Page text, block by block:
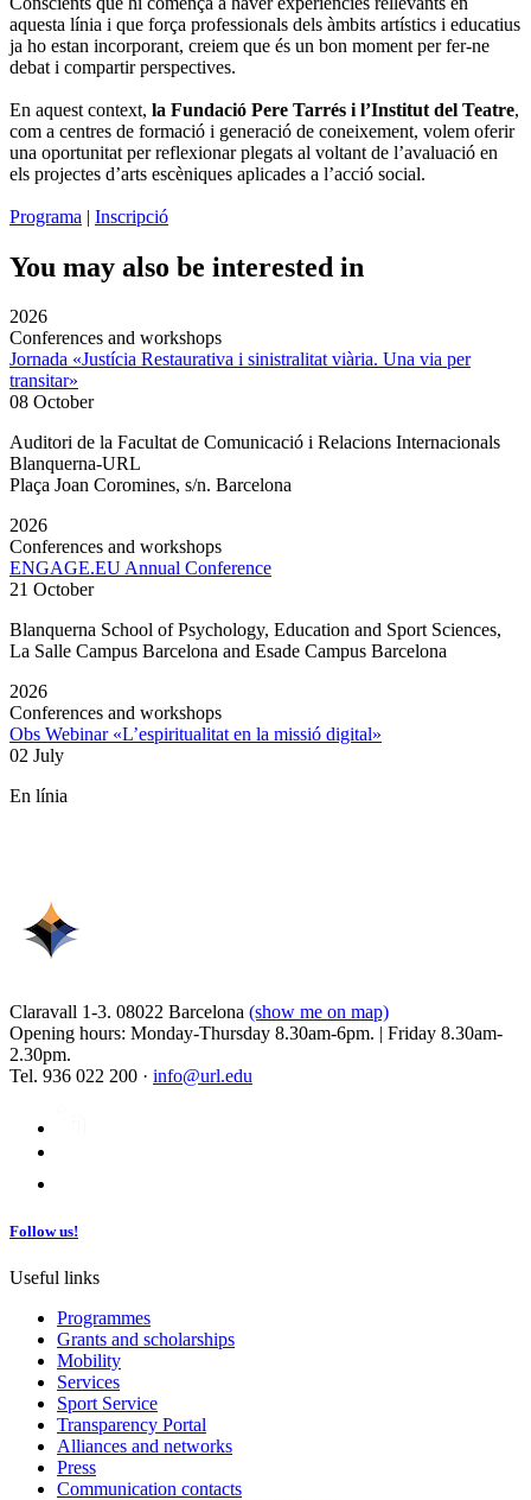
aquesta línia i que força professionals dels àmbits artístics i educatius
ja ho estan incorporant, creiem que és un bon moment per fer-ne
debat i compartir perspectives.
En aquest context, la Fundació Pere Tarrés i l’Institut del Teatre,
com a centres de formació i generació de coneixement, volem oferir
una oportunitat per reflexionar plegats al voltant de l’avaluació en
els projectes d’arts escèniques aplicades a l’acció social.
Programa | Inscripció
You may also be interested in
2026
Conferences and workshops
Jornada «Justícia Restaurativa i sinistralitat viària. Una via per
transitar»
08 October
Auditori de la Facultat de Comunicació i Relacions Internacionals
Blanquerna-URL
Plaça Joan Coromines, s/n. Barcelona
2026
Conferences and workshops
ENGAGE.EU Annual Conference
21 October
Blanquerna School of Psychology, Education and Sport Sciences,
La Salle Campus Barcelona and Esade Campus Barcelona
2026
Conferences and workshops
Obs Webinar «L’espiritualitat en la missió digital»
02 July
En línia
Claravall 1-3. 08022 Barcelona (show me on map)
Opening hours: Monday-Thursday 8.30am-6pm. | Friday 8.30am-
2.30pm.
Tel. 936 022 200 · info@url.edu
Follow us!
Useful links
Programmes
Grants and scholarships
Mobility
Services
Sport Service
Transparency Portal
Alliances and networks
Press
Communication contacts